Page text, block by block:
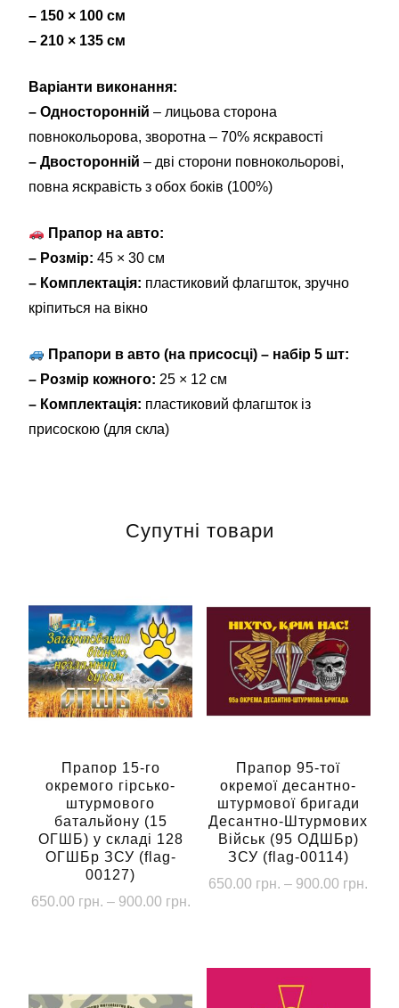
– 150 × 100 см
– 210 × 135 см
Варіанти виконання:
– Односторонній – лицьова сторона
повнокольорова, зворотна – 70% яскравості
– Двосторонній – дві сторони повнокольорові,
повна яскравість з обох боків (100%)
Прапор на авто:
– Розмір: 45 × 30 см
– Комплектація: пластиковий флагшток, зручно
кріпиться на вікно
Прапори в авто (на присосці) – набір 5 шт:
– Розмір кожного: 25 × 12 см
– Комплектація: пластиковий флагшток із
присоскою (для скла)
Супутні товари
Прапор 15-го
окремого гірсько-
штурмового
батальйону (15
ОГШБ) у складі 128
ОГШБр ЗСУ (flag-
00127)
650.00 грн. – 900.00 грн.
650.00 грн.
Прапор 95-тої
окремої десантно-
штурмової бригади
Десантно-Штурмових
Військ (95 ОДШБр)
ЗСУ (flag-00114)
650.00 грн. – 900.00 грн.
до
має
кілька